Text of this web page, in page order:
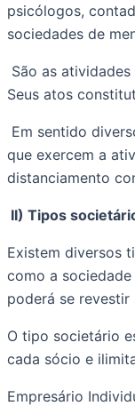
psicólogos,
sociedades de
Seus atos
que exercem a
distanciamento
II) Tipos
Existem diversos
como a sociedade
poderá se revestir
O tipo societário
cada sócio e
Empresário